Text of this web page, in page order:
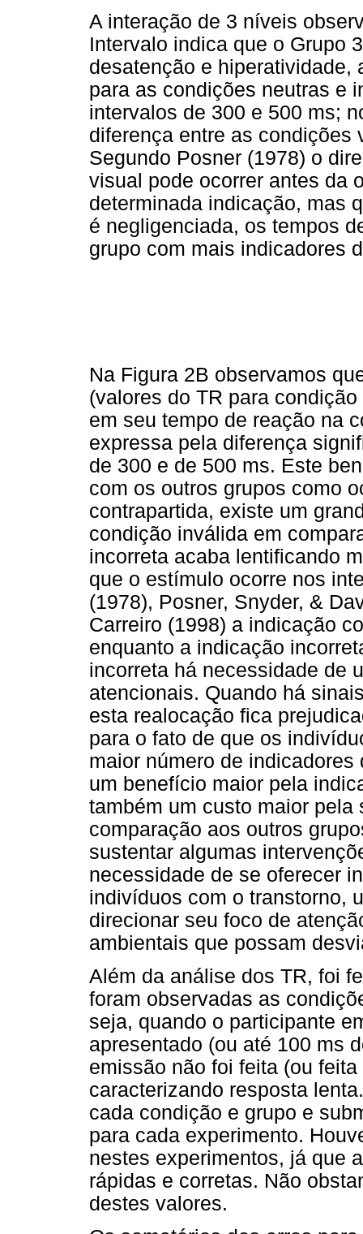
A interação de 3 níveis
Intervalo indica que o Grupo
desatenção e hiperatividade,
para as condições neutras e
intervalos de 300 e 500 ms;
diferença entre as condições
Segundo Posner (1978) o
visual pode ocorrer antes da
determinada indicação, mas
é negligenciada, os tempos
grupo com mais indicadores
Na Figura 2B observamos
(valores do TR para
em seu tempo de reação na
expressa pela diferença
de 300 e de 500 ms. Este
com os outros grupos como
contrapartida, existe um
condição inválida em
incorreta acaba lentificando
que o estímulo ocorre nos
(1978), Posner, Snyder, &
Carreiro (1998) a indicação
enquanto a indicação
incorreta há necessidade de
atencionais. Quando há
esta realocação fica
para o fato de que os
maior número de
um benefício maior pela
também um custo maior
comparação aos outros
sustentar algumas
necessidade de se oferecer
indivíduos com o transtorno,
direcionar seu foco de
ambientais que possam
Além da análise dos TR, foi
foram observadas as
seja, quando o participante
apresentado (ou até 100 ms
emissão não foi feita (ou
caracterizando resposta
cada condição e grupo e
para cada experimento.
nestes experimentos, já que
rápidas e corretas. Não
destes valores.